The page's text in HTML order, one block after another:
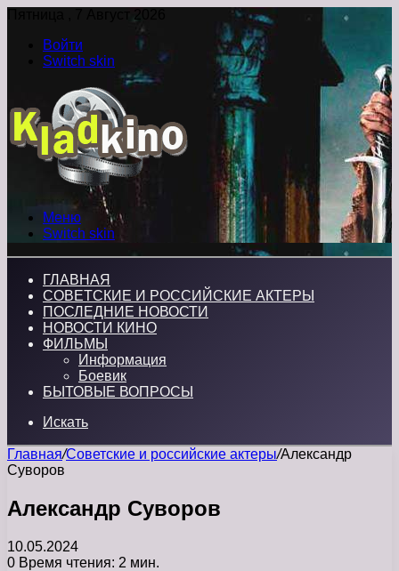
Пятница , 7 Август 2026
Войти
Switch skin
Меню
Switch skin
ГЛАВНАЯ
СОВЕТСКИЕ И РОССИЙСКИЕ АКТЕРЫ
ПОСЛЕДНИЕ НОВОСТИ
НОВОСТИ КИНО
ФИЛЬМЫ
Информация
Боевик
БЫТОВЫЕ ВОПРОСЫ
Искать
Главная/Советские и российские актеры/Александр
Суворов
Александр Суворов
10.05.2024
0 Время чтения: 2 мин.